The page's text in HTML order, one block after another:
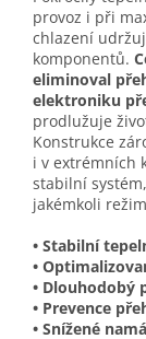
provoz i při
chlazení
komponentů.
eliminoval
elektroniku
prodlužuje
Konstrukce
i v extrémních
stabilní
jakémkoli
• Stabilní
•
• Dlouhodobý
• Prevence
• Snížené